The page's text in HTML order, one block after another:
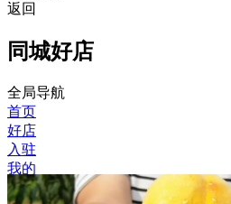
返回
同城好店
全局导航
首页
好店
入驻
我的